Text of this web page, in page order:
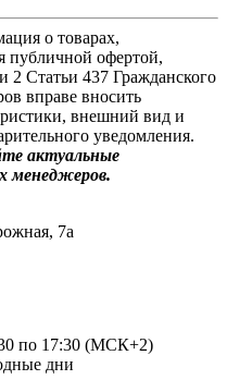
о товарах,
публичной офертой,
2 Статьи 437 Гражданского
вправе вносить
внешний вид и
уведомления.
актуальные
менеджеров.
7а
по 17:30 (МСК+2)
дни